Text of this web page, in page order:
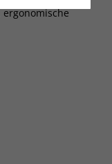
ergonomische